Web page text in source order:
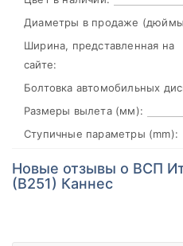
Диаметры в продаже
Ширина, представленная на
сайте:
Болтовка автомобильных
Размеры вылета (мм):
Ступичные параметры (mm):
Новые отзывы о ВСП
(В251) Каннес